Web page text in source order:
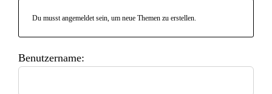
Du musst angemeldet sein, um neue Themen zu erstellen.
Benutzername: